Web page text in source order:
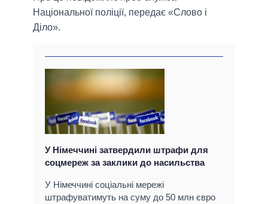
Національної поліції, передає «Слово і
Діло».
У Німеччині затвердили штрафи для
соцмереж за заклики до насильства
У Німеччині соціальні мережі
штрафуватимуть на суму до 50 млн євро